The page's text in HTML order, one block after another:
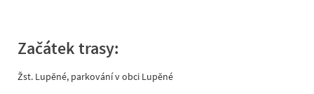
Začátek trasy:
Žst. Lupěné, parkování v obci Lupěné